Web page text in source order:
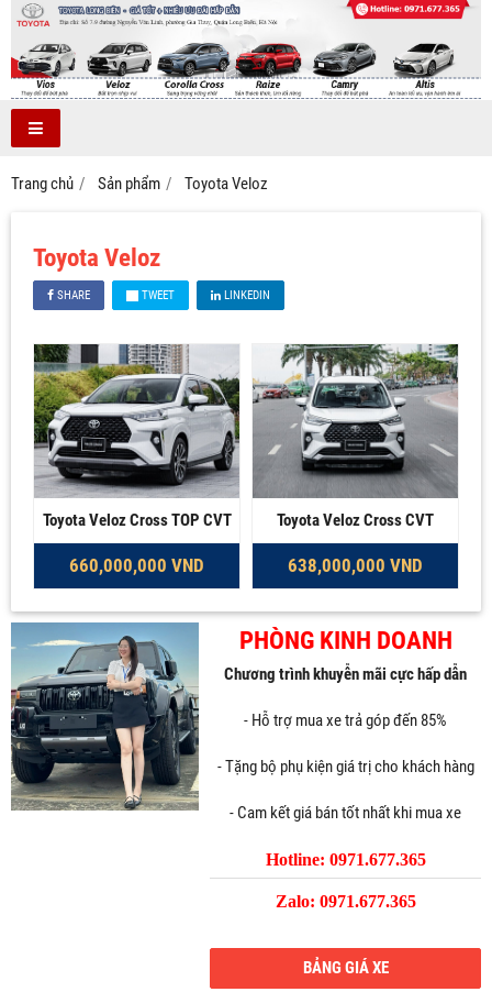
Trang chủ Sản phẩm Toyota Veloz
PHÒNG KINH DOANH
Chương trình khuyễn mãi cực hấp dẫn
- Hỗ trợ mua xe trả góp đến 85%
- Tặng bộ phụ kiện giá trị cho khách hàng
- Cam kết giá bán tốt nhất khi mua xe
Hotline: 0971.677.365
Zalo: 0971.677.365
BẢNG GIÁ XE
Toyota Veloz
SHARE TWEET LINKEDIN
Toyota Veloz Cross TOP CVT
660,000,000 VND
Toyota Veloz Cross CVT
638,000,000 VND